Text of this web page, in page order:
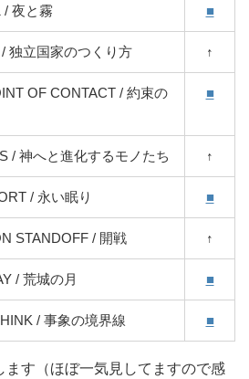
/ 夜と霧 ■
独立国家のつくり方 ↑
OF CONTACT / 約束の
■
/ 神へと進化するモノたち ↑
/ 永い眠り ■
STANDOFF / 開戦 ↑
/ 荒城の月 ■
/ 事象の境界線 ■
す（ほぼ一気見してますので感